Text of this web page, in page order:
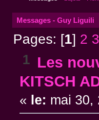
Messages - Guy Liguili
Pages: [1] 2 3
1 Les
KITSCH
« le: mai 30,